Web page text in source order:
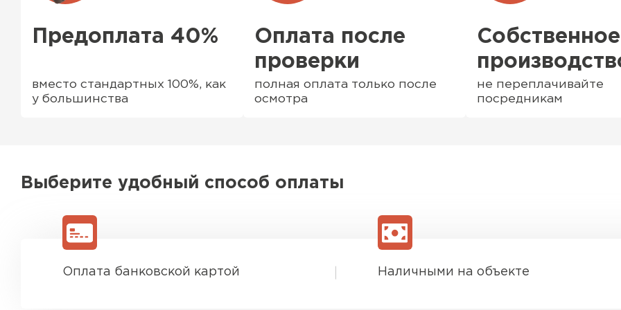
Предоплата 40%
вместо стандартных 100%, как
у большинства
Оплата после
проверки
полная оплата только после
осмотра
Собственное
не переплачивайте
посредникам
Выберите удобный способ оплаты
Оплата банковской картой Наличными на объекте